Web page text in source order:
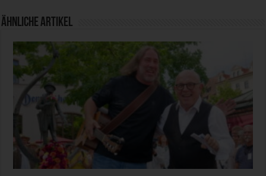
Ähnliche Artikel